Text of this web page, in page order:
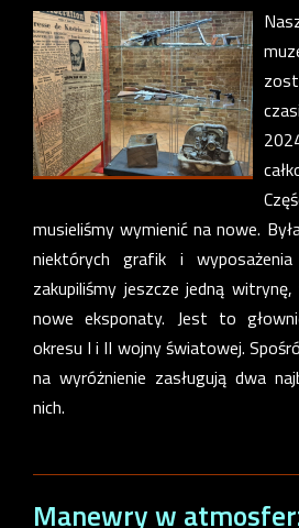
musieliśmy wymienić na nowe.
niektórych grafik i
zakupiliśmy jeszcze jedną
nowe eksponaty. Jest to
okresu I i II wojny światowej.
na wyróżnienie zasługują dwa
nich.
Manewry w